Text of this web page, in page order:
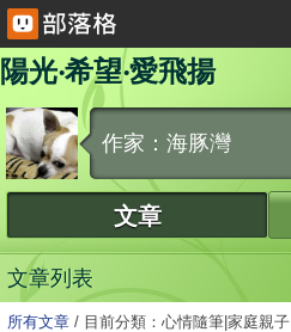
陽光‧希望‧愛飛揚
作家：海豚灣
文章
文章列表
所有文章 / 目前分類：心情隨筆|家庭親子